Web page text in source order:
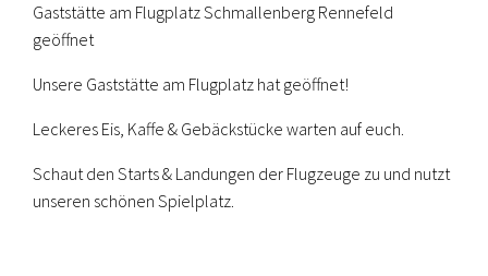
Gaststätte am Flugplatz Schmallenberg Rennefeld
geöffnet
Unsere Gaststätte am Flugplatz hat geöffnet!
Leckeres Eis, Kaffe & Gebäckstücke warten auf euch.
Schaut den Starts & Landungen der Flugzeuge zu und nutzt
unseren schönen Spielplatz.